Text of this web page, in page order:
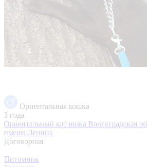
Ориентальная кошка
3 года
Ориентальный кот вязка Волгоградская
имени Ленина
Договорная
Питомник